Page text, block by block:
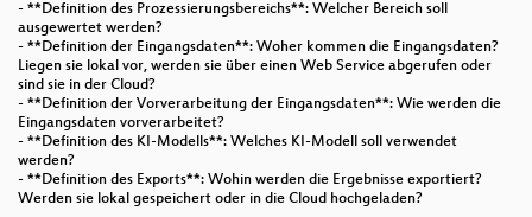
- **Definition des Prozessierungsbereichs**: Welcher Bereich soll
ausgewertet werden?
- **Definition der Eingangsdaten**: Woher kommen die Eingangsdaten?
Liegen sie lokal vor, werden sie über einen Web Service abgerufen oder
sind sie in der Cloud?
- **Definition der Vorverarbeitung der Eingangsdaten**: Wie werden die
Eingangsdaten vorverarbeitet?
- **Definition des KI-Modells**: Welches KI-Modell soll verwendet
werden?
- **Definition des Exports**: Wohin werden die Ergebnisse exportiert?
Werden sie lokal gespeichert oder in die Cloud hochgeladen?